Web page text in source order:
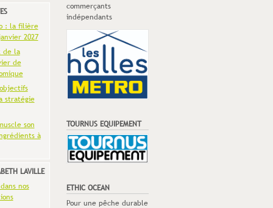
: la filière
2027
de la
de
stratégie
son
à
LAVILLE
nos
commerçants
indépendants
TOURNUS EQUIPEMENT
ETHIC OCEAN
Pour une pêche durable